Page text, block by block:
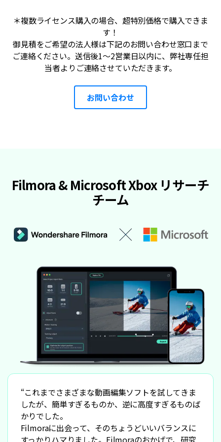
＊複数ライセンス購入の場合、超特別価格で購入できま
す！
御見積をご希望の法人様は下記のお問い合わせ窓口まで
ご連絡ください。送信後1～2営業日以内に、弊社専任担
当者よりご連絡させていただきます。
お問い合わせ
Filmora & Microsoft Xbox リサーチ
チーム
“これまでさまざまな動画編集ソフトを試してきま
したが、簡単すぎるものか、逆に高度すぎるものば
かりでした。
Filmoraに出会って、そのちょうどいいバランスに